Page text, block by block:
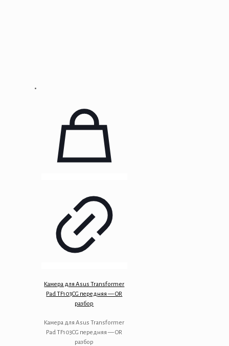
Камера для Asus Transformer
Pad TF103CG передняя — OR
разбор
Камера для Asus Transformer
Pad TF103CG передняя — OR
разбор